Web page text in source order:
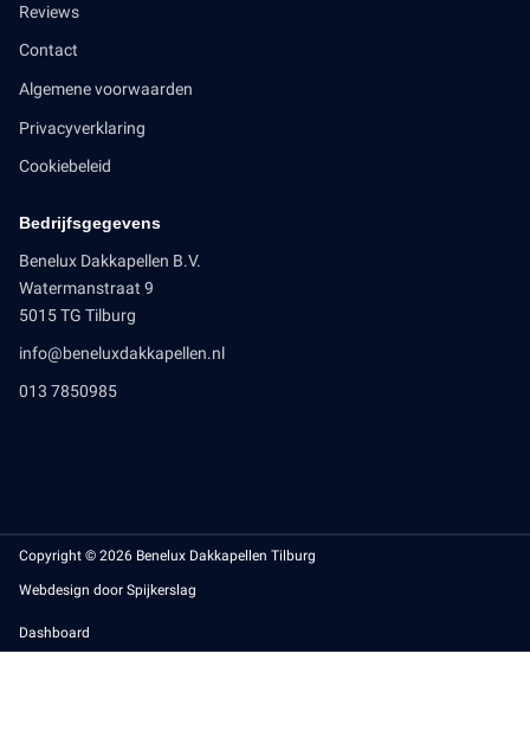
Reviews
Contact
Algemene voorwaarden
Privacyverklaring
Cookiebeleid
Bedrijfsgegevens
Benelux Dakkapellen B.V.
Watermanstraat 9
5015 TG Tilburg
info@beneluxdakkapellen.nl
013 7850985
Copyright © 2026 Benelux Dakkapellen Tilburg
Webdesign door Spijkerslag
Dashboard